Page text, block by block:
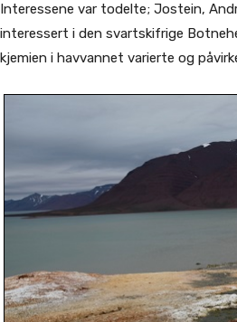
Interessene var todelte; Jostein,
interessert i den svartskifrige
kjemien i havvannet varierte og